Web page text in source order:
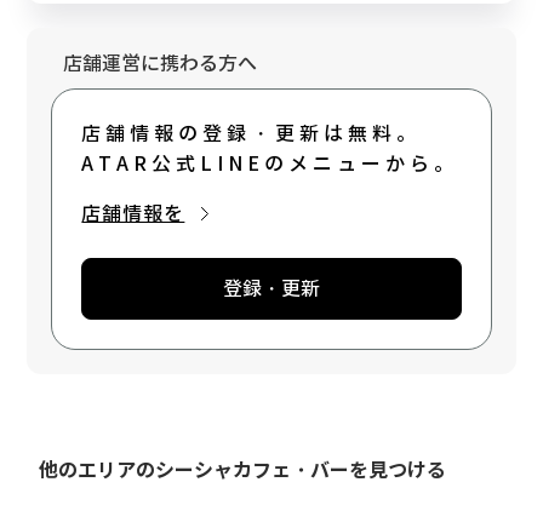
店舗運営に携わる方へ
店舗情報の登録・更新は無料。
ATAR公式LINEのメニューから。
店舗情報を
登録・更新
他のエリアのシーシャカフェ・バーを見つける